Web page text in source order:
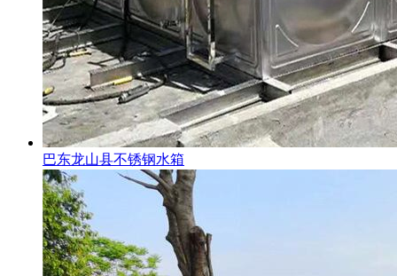
巴东龙山县不锈钢水箱